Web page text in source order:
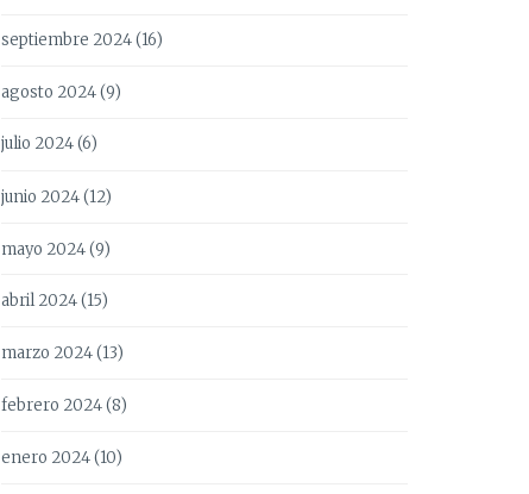
septiembre 2024(16)
agosto 2024(9)
julio 2024(6)
junio 2024(12)
mayo 2024(9)
abril 2024(15)
marzo 2024(13)
febrero 2024(8)
enero 2024(10)